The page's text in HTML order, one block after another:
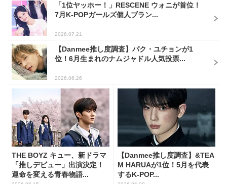
「1位ヤッホー！」RESCENE ウォニが首位！
7月K-POPガールズ個人ブラン...
2026.07.21
【Danmee推し度調査】パク・ユチョンが1
位！6月生まれのナムジャドル人気投票...
2026.06.26
THE BOYZ キュー、新ドラマ
「推しデビュー」出演決定！
運命を変える青春物語...
【Danmee推し度調査】&TEA
M HARUAが1位！5月を代表
するK-POP...